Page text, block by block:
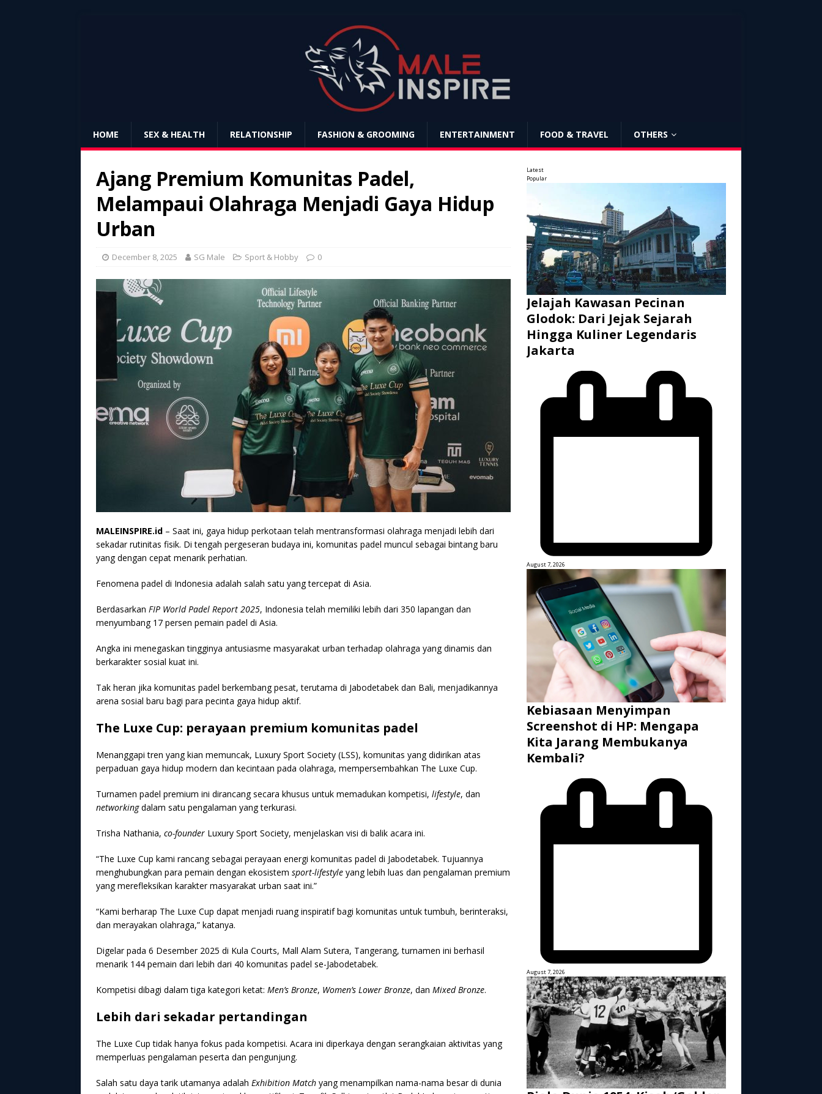
HOME SEX & HEALTH RELATIONSHIP FASHION & GROOMING ENTERTAINMENT FOOD & TRAVEL OTHERS
Ajang Premium Komunitas Padel,
Melampaui Olahraga Menjadi Gaya Hidup
Urban
December 8, 2025 SG Male Sport & Hobby 0
MALEINSPIRE.id – Saat ini, gaya hidup perkotaan telah mentransformasi olahraga menjadi lebih dari
sekadar rutinitas fisik. Di tengah pergeseran budaya ini, komunitas padel muncul sebagai bintang baru
yang dengan cepat menarik perhatian.
Fenomena padel di Indonesia adalah salah satu yang tercepat di Asia.
Berdasarkan FIP World Padel Report 2025, Indonesia telah memiliki lebih dari 350 lapangan dan
menyumbang 17 persen pemain padel di Asia.
Angka ini menegaskan tingginya antusiasme masyarakat urban terhadap olahraga yang dinamis dan
berkarakter sosial kuat ini.
Tak heran jika komunitas padel berkembang pesat, terutama di Jabodetabek dan Bali, menjadikannya
arena sosial baru bagi para pecinta gaya hidup aktif.
The Luxe Cup: perayaan premium komunitas padel
Menanggapi tren yang kian memuncak, Luxury Sport Society (LSS), komunitas yang didirikan atas
perpaduan gaya hidup modern dan kecintaan pada olahraga, mempersembahkan The Luxe Cup.
Turnamen padel premium ini dirancang secara khusus untuk memadukan kompetisi, lifestyle, dan
networkingdalam satu pengalaman yang terkurasi.
Trisha Nathania, co-founder Luxury Sport Society, menjelaskan visi di balik acara ini.
“The Luxe Cup kami rancang sebagai perayaan energi komunitas padel di Jabodetabek. Tujuannya
menghubungkan para pemain dengan ekosistem sport-lifestyle yang lebih luas dan pengalaman premium
yang merefleksikan karakter masyarakat urban saat ini.”
“Kami berharap The Luxe Cup dapat menjadi ruang inspiratif bagi komunitas untuk tumbuh, berinteraksi,
dan merayakan olahraga,” katanya.
Digelar pada 6 Desember 2025 di Kula Courts, Mall Alam Sutera, Tangerang, turnamen ini berhasil
menarik 144 pemain dari lebih dari 40 komunitas padel se-Jabodetabek.
Kompetisi dibagi dalam tiga kategori ketat: Men’s Bronze, Women’s Lower Bronze, dan Mixed Bronze.
Lebih dari sekadar pertandingan
The Luxe Cup tidak hanya fokus pada kompetisi. Acara ini diperkaya dengan serangkaian aktivitas yang
memperluas pengalaman peserta dan pengunjung.
Salah satu daya tarik utamanya adalah Exhibition Match yang menampilkan nama-nama besar di dunia
Latest
Popular
Jelajah Kawasan Pecinan
Glodok: Dari Jejak Sejarah
Hingga Kuliner Legendaris
Jakarta
August 7, 2026
Kebiasaan Menyimpan
Screenshot di HP: Mengapa
Kita Jarang Membukanya
Kembali?
August 7, 2026